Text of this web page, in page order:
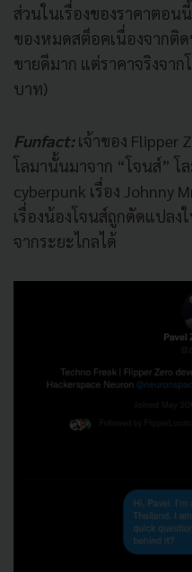
ส่วนในเรื่องของราคาตอน
ของหมดสต็อคเนื่องจากติ
ขายดีมาก แต่ราคาจริงจาก
บาท)
Funfact:เจ้าของ Flipper
โลมานั้นมาจาก “โจนส์”
cyberpunk เรื่อง Johnny
เรื่องน้องโจนส์ถูกดัดแปลง
จากระยะไกลได้